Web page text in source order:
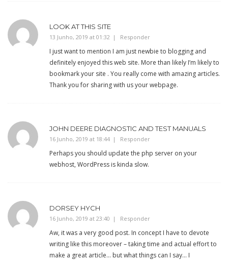
LOOK AT THIS SITE
13 Junho, 2019 at 01:32 Responder
I just want to mention I am just newbie to blogging and
definitely enjoyed this web site. More than likely I’m likely to
bookmark your site . You really come with amazing articles.
Thank you for sharing with us your webpage.
JOHN DEERE DIAGNOSTIC AND TEST MANUALS
16 Junho, 2019 at 18:44 Responder
Perhaps you should update the php server on your
webhost, WordPress is kinda slow.
DORSEY HYCH
16 Junho, 2019 at 23:40 Responder
Aw, it was a very good post. In concept I have to devote
writing like this moreover – taking time and actual effort to
make a great article… but what things can I say… I